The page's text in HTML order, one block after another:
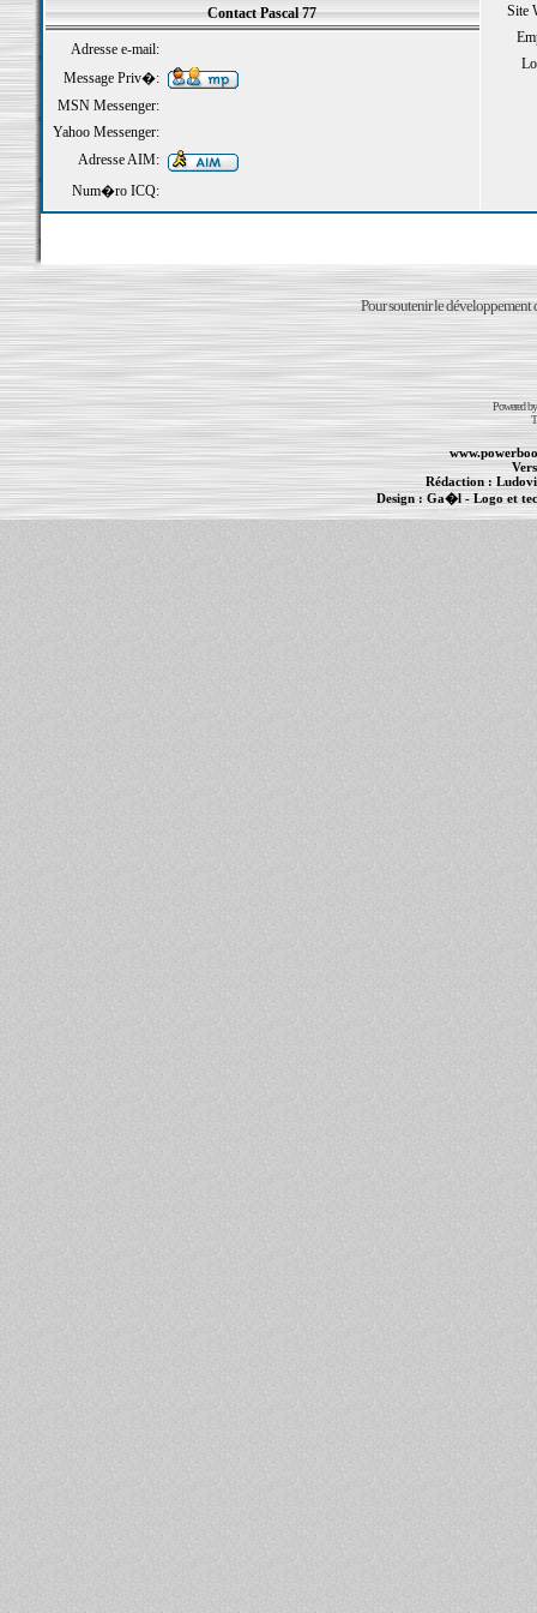
Site
Contact Pascal 77
Adresse e-mail:
Message Priv�:
MSN Messenger:
Yahoo Messenger:
Adresse AIM:
Num�ro ICQ:
Pour soutenir le développement
Powered
Rédaction :
Design : Ga�l- Logo et